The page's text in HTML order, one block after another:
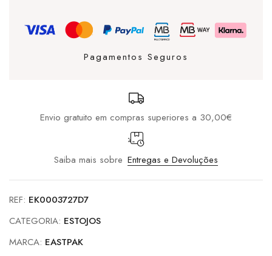
Pagamentos Seguros
Envio gratuito em compras superiores a 30,00€
Saiba mais sobre Entregas e Devoluções
REF: EK0003727D7
CATEGORIA: ESTOJOS
MARCA: EASTPAK